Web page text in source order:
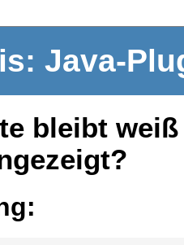
Java-
bleibt